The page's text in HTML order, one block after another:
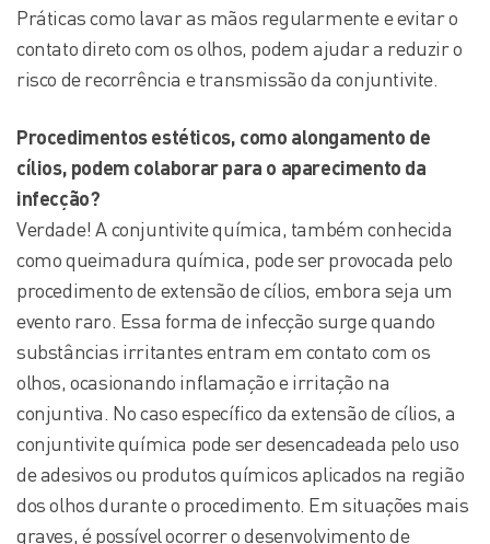
Práticas como lavar as mãos regularmente e evitar o
contato direto com os olhos, podem ajudar a reduzir o
risco de recorrência e transmissão da conjuntivite.
Procedimentos estéticos, como alongamento de
cílios, podem colaborar para o aparecimento da
infecção?
Verdade! A conjuntivite química, também conhecida
como queimadura química, pode ser provocada pelo
procedimento de extensão de cílios, embora seja um
evento raro. Essa forma de infecção surge quando
substâncias irritantes entram em contato com os
olhos, ocasionando inflamação e irritação na
conjuntiva. No caso específico da extensão de cílios, a
conjuntivite química pode ser desencadeada pelo uso
de adesivos ou produtos químicos aplicados na região
dos olhos durante o procedimento. Em situações mais
graves, é possível ocorrer o desenvolvimento de